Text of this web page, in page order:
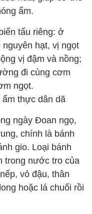
ẩm.
tấu riêng: ở
hạt, vị ngọt
vị đậm và nồng;
đi cùng cơm
ngọt.
ẩm thực dân dã
ngày Đoan ngọ,
chính là bánh
gio. Loại bánh
trong nước tro của
vỏ đậu, thân
hoặc lá chuối rồi